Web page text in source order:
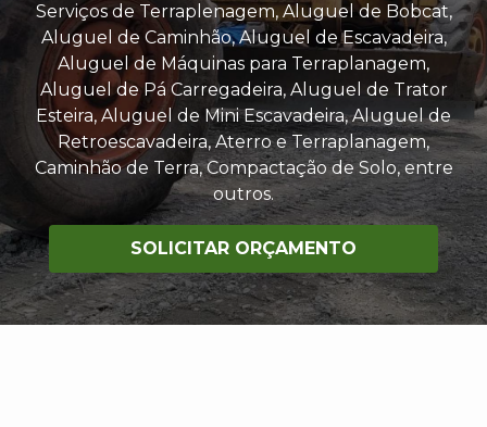
Serviços de Terraplenagem, Aluguel de Bobcat,
Aluguel de Caminhão, Aluguel de Escavadeira,
Aluguel de Máquinas para Terraplanagem,
Aluguel de Pá Carregadeira, Aluguel de Trator
Esteira, Aluguel de Mini Escavadeira, Aluguel de
Retroescavadeira, Aterro e Terraplanagem,
Caminhão de Terra, Compactação de Solo, entre
outros.
SOLICITAR ORÇAMENTO